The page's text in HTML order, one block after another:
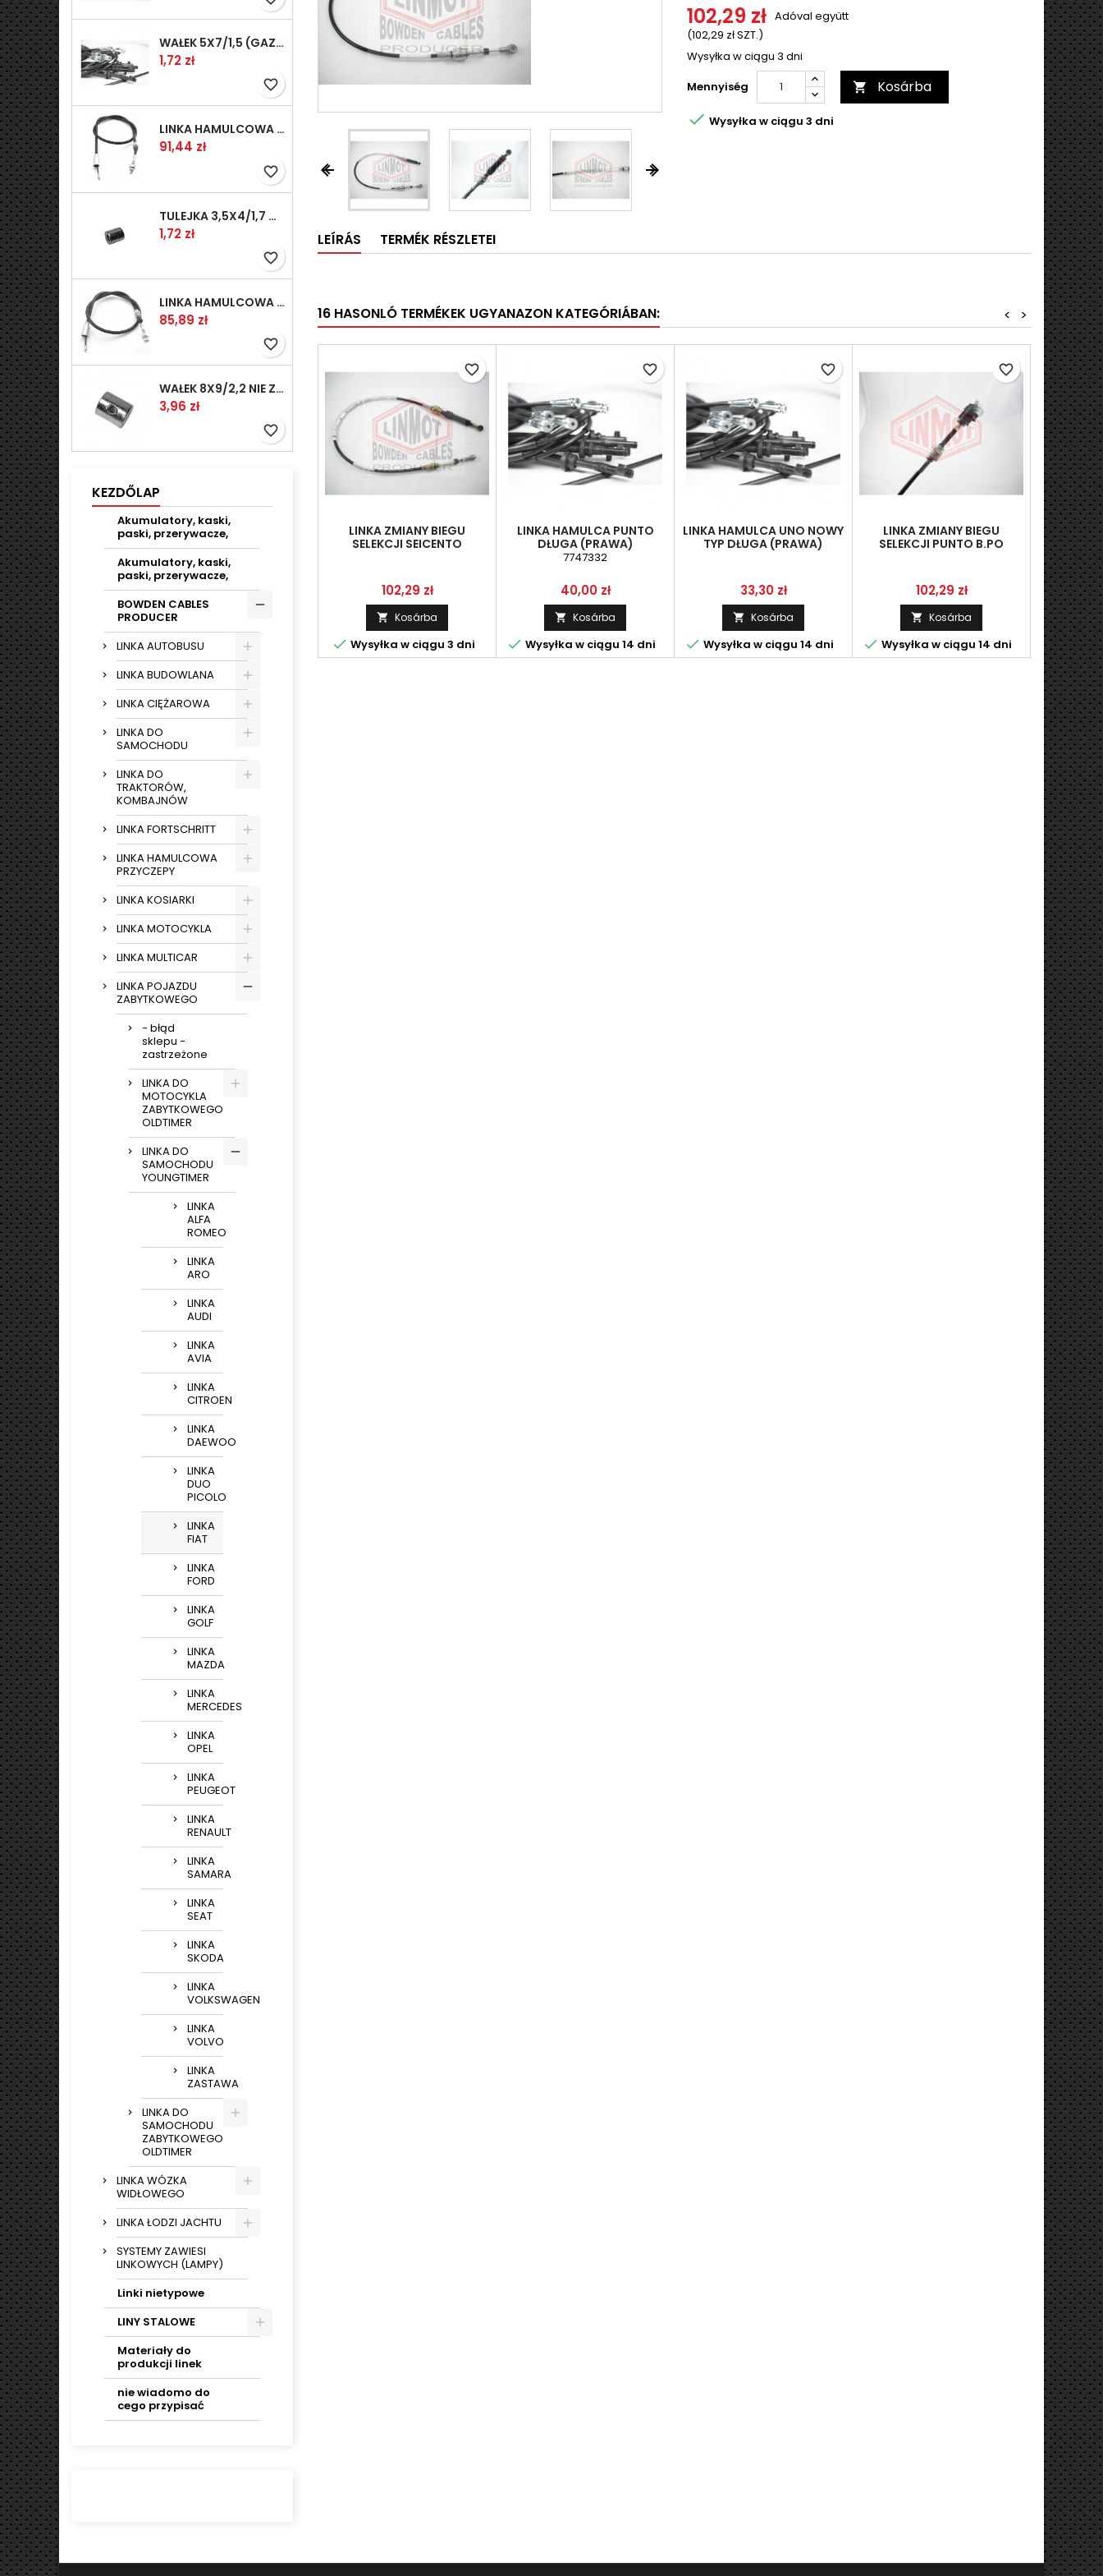
WAŁEK 5X7/1,5 (GAZ WSK)(PR5)
Ár
1,72 zł
favorite_border
LINKA HAMULCOWA PRZYCZEPY KNOTT 1240/1030 33921-1.11S
Ár
91,44 zł
favorite_border
TULEJKA 3,5X4/1,7 GAZÓW -OCYNK
Ár
1,72 zł
favorite_border
LINKA HAMULCOWA PRZYCZEPY KNOTT 1040/830 33921-1.07S
Ár
85,89 zł
favorite_border
WAŁEK 8X9/2,2 NIE ZAMAWIAĆ
Ár
3,96 zł
favorite_border
KEZDŐLAP
Akumulatory, kaski,
paski, przerywacze,
Akumulatory, kaski,
paski, przerywacze,
BOWDEN CABLES
PRODUCER
LINKA AUTOBUSU
LINKA BUDOWLANA
LINKA CIĘŻAROWA
LINKA DO
SAMOCHODU
LINKA DO
TRAKTORÓW,
KOMBAJNÓW
LINKA FORTSCHRITT
LINKA HAMULCOWA
PRZYCZEPY
LINKA KOSIARKI
LINKA MOTOCYKLA
LINKA MULTICAR
LINKA POJAZDU
ZABYTKOWEGO
- błąd
sklepu -
zastrzeżone
LINKA DO
MOTOCYKLA
ZABYTKOWEGO
OLDTIMER
LINKA DO
SAMOCHODU
YOUNGTIMER
LINKA
ALFA
ROMEO
LINKA
ARO
LINKA
AUDI
LINKA
AVIA
LINKA
CITROEN
LINKA
DAEWOO
LINKA
DUO
PICOLO
LINKA
FIAT
LINKA
FORD
LINKA
GOLF
LINKA
MAZDA
LINKA
MERCEDES
LINKA
OPEL
LINKA
PEUGEOT
LINKA
RENAULT
LINKA
SAMARA
LINKA
SEAT
LINKA
SKODA
LINKA
VOLKSWAGEN
LINKA
VOLVO
LINKA
ZASTAWA
LINKA DO
SAMOCHODU
ZABYTKOWEGO
OLDTIMER
LINKA WÓZKA
WIDŁOWEGO
LINKA ŁODZI JACHTU
SYSTEMY ZAWIESI
LINKOWYCH (LAMPY)
Linki nietypowe
LINY STALOWE
Materiały do
produkcji linek
nie wiadomo do
cego przypisać
 
 
102,29 zł
(102,29 zł SZT.)
Adóval együtt
Wysyłka w ciągu 3 dni
Mennyiség
 Kosárba
 Wysyłka w ciągu 3 dni
LEÍRÁS TERMÉK RÉSZLETEI
16 HASONLÓ TERMÉKEK UGYANAZON KATEGÓRIÁBAN: >
<
LINKA ZMIANY BIEGU
SELEKCJI SEICENTO
Ár
102,29 zł
 Kosárba
 Wysyłka w ciągu 3 dni
favorite_border
LINKA HAMULCA PUNTO
DŁUGA (PRAWA)
7747332
Ár
40,00 zł
 Kosárba
 Wysyłka w ciągu 14 dni
favorite_border
LINKA HAMULCA UNO NOWY
TYP DŁUGA (PRAWA)
Ár
33,30 zł
 Kosárba
 Wysyłka w ciągu 14 dni
favorite_border
LINKA ZMIANY BIEGU
SELEKCJI PUNTO B.PO
Ár
102,29 zł
 Kosárba
 Wysyłka w ciągu 14 dni
favorite_border
LINKA

